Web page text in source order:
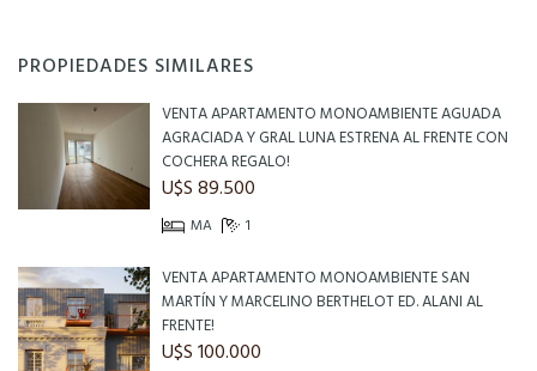
PROPIEDADES SIMILARES
VENTA APARTAMENTO MONOAMBIENTE AGUADA
AGRACIADA Y GRAL LUNA ESTRENA AL FRENTE CON
COCHERA REGALO!
U$S 89.500
MA 1
VENTA APARTAMENTO MONOAMBIENTE SAN
MARTÍN Y MARCELINO BERTHELOT ED. ALANI AL
FRENTE!
U$S 100.000